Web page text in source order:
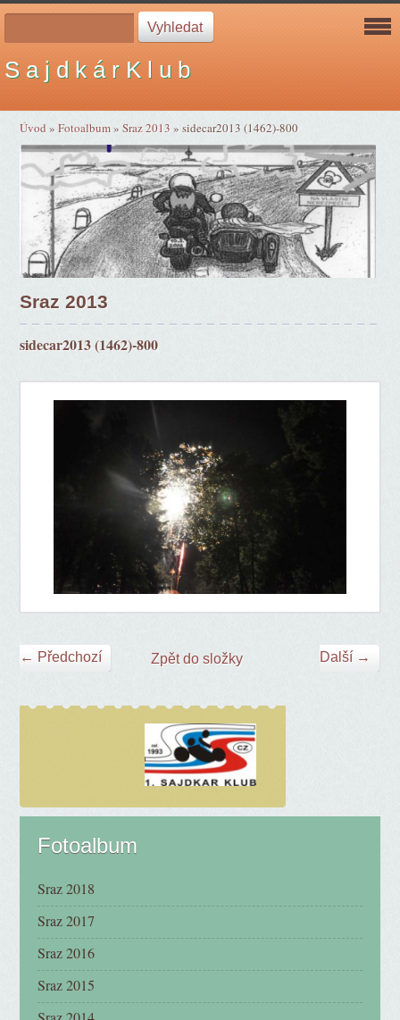
S a j d k á r K l u b
Úvod »Fotoalbum»Sraz 2013 »sidecar2013 (1462)-800
Sraz 2013
sidecar2013 (1462)-800
← Předchozí Další →
Zpět do složky
Fotoalbum
Sraz 2018
Sraz 2017
Sraz 2016
Sraz 2015